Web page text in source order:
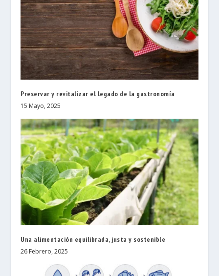
Preservar y revitalizar el legado de la gastronomía
15 Mayo, 2025
Una alimentación equilibrada, justa y sostenible
26 Febrero, 2025